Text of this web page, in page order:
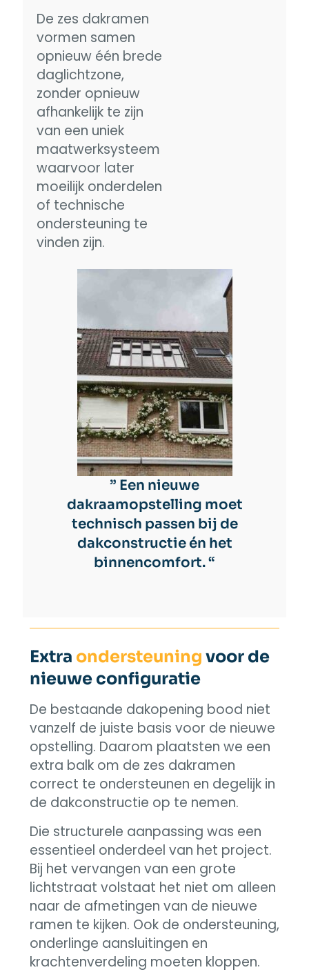
De zes dakramen
vormen samen
opnieuw één brede
daglichtzone,
zonder opnieuw
afhankelijk te zijn
van een uniek
maatwerksysteem
waarvoor later
moeilijk onderdelen
of technische
ondersteuning te
vinden zijn.
” Een nieuwe
dakraamopstelling moet
technisch passen bij de
dakconstructie én het
binnencomfort. “
Extra ondersteuning voor de
nieuwe configuratie
De bestaande dakopening bood niet
vanzelf de juiste basis voor de nieuwe
opstelling. Daarom plaatsten we een
extra balk om de zes dakramen
correct te ondersteunen en degelijk in
de dakconstructie op te nemen.
Die structurele aanpassing was een
essentieel onderdeel van het project.
Bij het vervangen van een grote
lichtstraat volstaat het niet om alleen
naar de afmetingen van de nieuwe
ramen te kijken. Ook de ondersteuning,
onderlinge aansluitingen en
krachtenverdeling moeten kloppen.